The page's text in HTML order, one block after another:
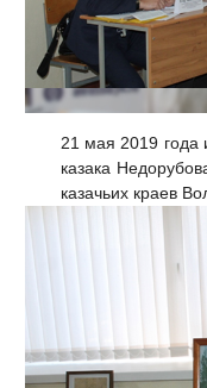
21 мая 2019 года
казака
казачьих краев